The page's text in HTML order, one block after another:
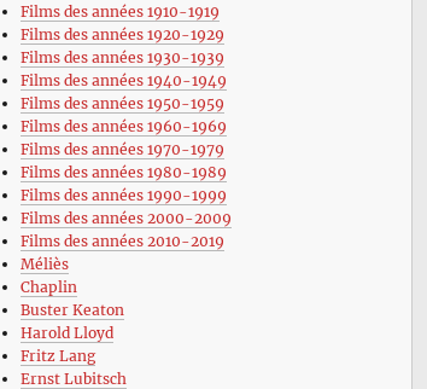
Films des années 1910-1919
Films des années 1920-1929
Films des années 1930-1939
Films des années 1940-1949
Films des années 1950-1959
Films des années 1960-1969
Films des années 1970-1979
Films des années 1980-1989
Films des années 1990-1999
Films des années 2000-2009
Films des années 2010-2019
Méliès
Chaplin
Buster Keaton
Harold Lloyd
Fritz Lang
Ernst Lubitsch